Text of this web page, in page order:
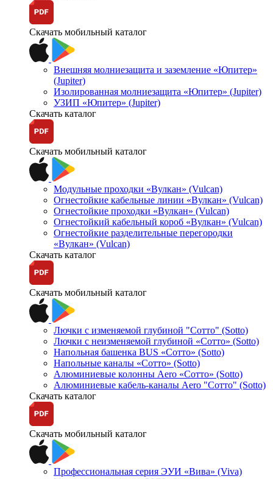
Скачать мобильный каталог
Внешняя молниезащита и заземление «Юпитер»
(Jupiter)
Изолированная молниезащита «Юпитер» (Jupiter)
УЗИП «Юпитер» (Jupiter)
Скачать каталог
Скачать мобильный каталог
Модульные проходки «Вулкан» (Vulcan)
Огнестойкие кабельные линии «Вулкан» (Vulcan)
Огнестойкие проходки «Вулкан» (Vulcan)
Огнестойкий кабельный короб «Вулкан» (Vulcan)
Огнестойкие разделительные перегородки
«Вулкан» (Vulcan)
Скачать каталог
Скачать мобильный каталог
Лючки с изменяемой глубиной "Сотто" (Sotto)
Лючки с неизменяемой глубиной «Сотто» (Sotto)
Напольная башенка BUS «Сотто» (Sotto)
Напольные каналы «Сотто» (Sotto)
Алюминиевые колонны Aero «Сотто» (Sotto)
Алюминиевые кабель-каналы Aero "Сотто" (Sotto)
Скачать каталог
Скачать мобильный каталог
Профессиональная серия ЭУИ «Вива» (Viva)